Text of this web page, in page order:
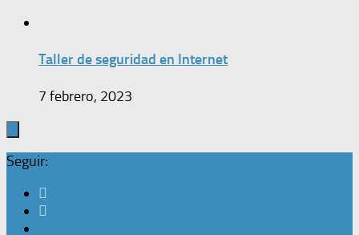
Taller de seguridad en Internet
7 febrero, 2023
Seguir: